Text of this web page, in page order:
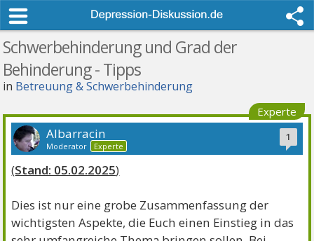
Schwerbehinderung und Grad der
Behinderung - Tipps
in Betreuung & Schwerbehinderung
Experte
1
Albarracin
Moderator Experte
(Stand: 05.02.2025)
Dies ist nur eine grobe Zusammenfassung der
wichtigsten Aspekte, die Euch einen Einstieg in das